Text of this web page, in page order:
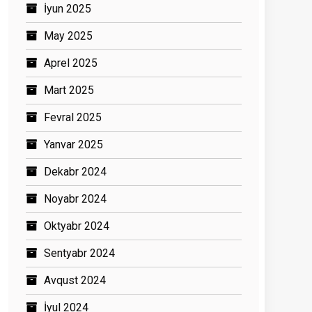
İyun 2025
May 2025
Aprel 2025
Mart 2025
Fevral 2025
Yanvar 2025
Dekabr 2024
Noyabr 2024
Oktyabr 2024
Sentyabr 2024
Avqust 2024
İyul 2024